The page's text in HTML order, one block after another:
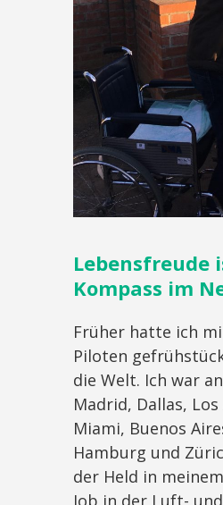
Lebensfreude
Kompass im
Früher hatte ich
Piloten
die Welt. Ich war
Madrid, Dallas,
Miami, Buenos
Hamburg und
der Held in
Job in der Luft- und